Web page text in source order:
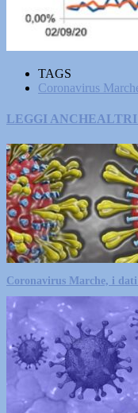
TAGS
Coronavirus
LEGGI ANCHE
Coronavirus Marche, i